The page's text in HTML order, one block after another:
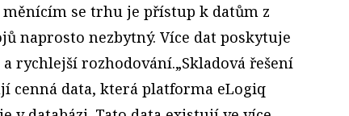
se trhu je přístup k datům z
naprosto nezbytný. Více dat poskytuje
rychlejší rozhodování.„Skladová řešení
cenná data, která platforma eLogiq